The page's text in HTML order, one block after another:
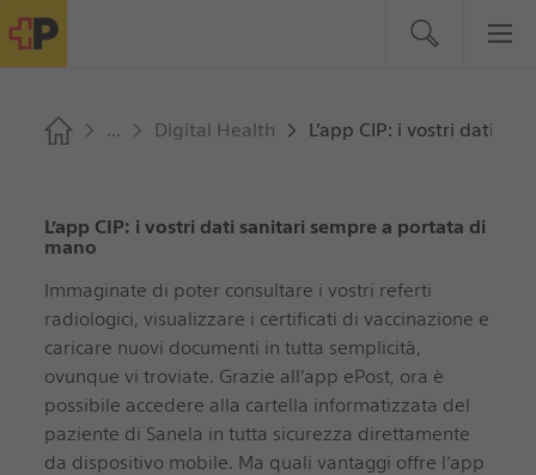
Digital Health L’app CIP: i vostri dati
L’app CIP: i vostri dati sanitari sempre a portata di
mano
Immaginate di poter consultare i vostri referti
radiologici, visualizzare i certificati di vaccinazione e
caricare nuovi documenti in tutta semplicità,
ovunque vi troviate. Grazie all’app ePost, ora è
possibile accedere alla cartella informatizzata del
paziente di Sanela in tutta sicurezza direttamente
da dispositivo mobile. Ma quali vantaggi offre l’app